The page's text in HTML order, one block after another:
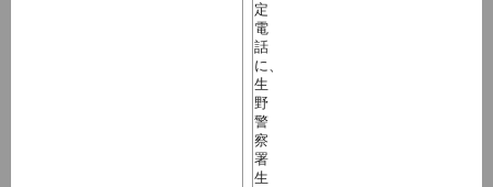
定
電
話
に、
生
野
警
察
署
生